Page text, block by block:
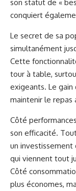
son statut de «
conquiert
Le secret de sa
simultanément
Cette
tour à table,
exigeants. Le
maintenir le repas
Côté
son efficacité.
un
qui viennent tout
Côté
plus économes,